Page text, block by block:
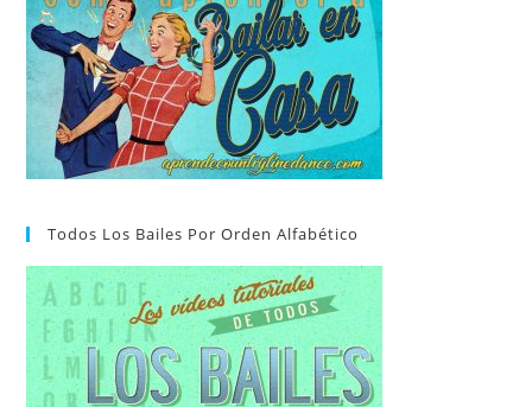
Todos Los Bailes Por Orden Alfabético